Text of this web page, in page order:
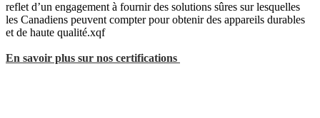
reflet d’un engagement à fournir des solutions sûres sur lesquelles
les Canadiens peuvent compter pour obtenir des appareils durables
et de haute qualité.xqf
En savoir plus sur nos certifications